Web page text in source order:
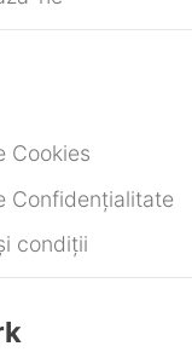
Cookies
Confidențialitate
condiții